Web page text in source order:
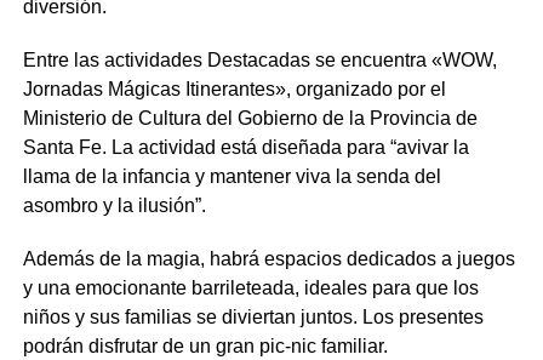
diversión.
Entre las actividades Destacadas se encuentra «WOW,
Jornadas Mágicas Itinerantes», organizado por el
Ministerio de Cultura del Gobierno de la Provincia de
Santa Fe. La actividad está diseñada para “avivar la
llama de la infancia y mantener viva la senda del
asombro y la ilusión”.
Además de la magia, habrá espacios dedicados a juegos
y una emocionante barrileteada, ideales para que los
niños y sus familias se diviertan juntos. Los presentes
podrán disfrutar de un gran pic-nic familiar.